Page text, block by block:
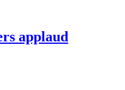
applaud